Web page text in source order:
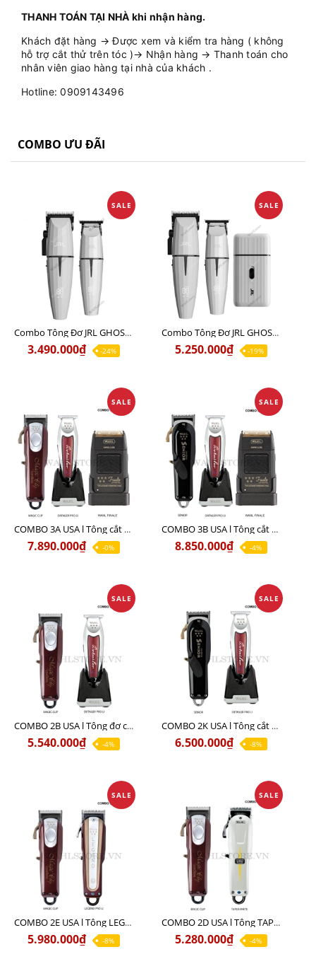
THANH TOÁN TẠI NHÀ khi nhận hàng.
Khách đặt hàng → Được xem và kiểm tra hàng ( không
hỗ trợ cắt thử trên tóc )→ Nhận hàng → Thanh toán cho
nhân viên giao hàng tại nhà của khách .
Hotline: 0909143496
COMBO ƯU ĐÃI
SALE
Combo Tông Đơ JRL GHOST 1 Limited Edition Chính Hãng USA
3.490.000₫ -24%
SALE
Combo Tông Đơ JRL GHOST 2 Limited Edition Chính Hãng USA
5.250.000₫ -19%
SALE
COMBO 3A USA l Tông cắt MAGIC + Tông viền DETAILER PRO LI + Cạo khô FINALE
7.890.000₫ -0%
SALE
COMBO 3B USA l Tông cắt SENIOR + Tông viền DETAILER PRO LI + Cạo khô FINALE
8.850.000₫ -4%
SALE
COMBO 2B USA l Tông đơ cắt Magic clip Red + Tông đơ viền Detailer Pro Li
5.540.000₫ -4%
SALE
COMBO 2K USA l Tông cắt SENIOR +Tông viền DETAILER PRO LI
6.500.000₫ -8%
SALE
COMBO 2E USA l Tông LEGEND PRO LI + Tông MAGIC CLIP
5.980.000₫ -8%
SALE
COMBO 2D USA l Tông TAPER WHITE + Tông MAGIC CLIP
5.280.000₫ -4%